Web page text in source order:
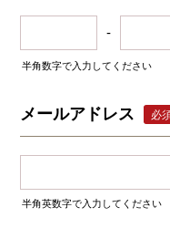
-
半角数字で入力してください
メールアドレス 必
半角英数字で入力してください